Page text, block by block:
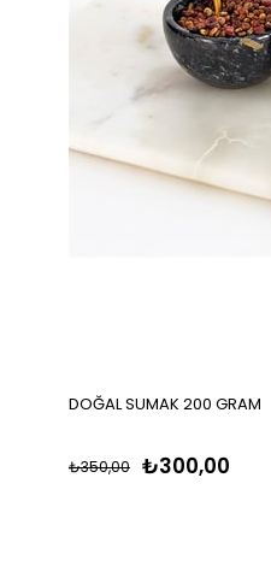
DOĞAL SUMAK 200 GRAM
₺300,00
₺350,00